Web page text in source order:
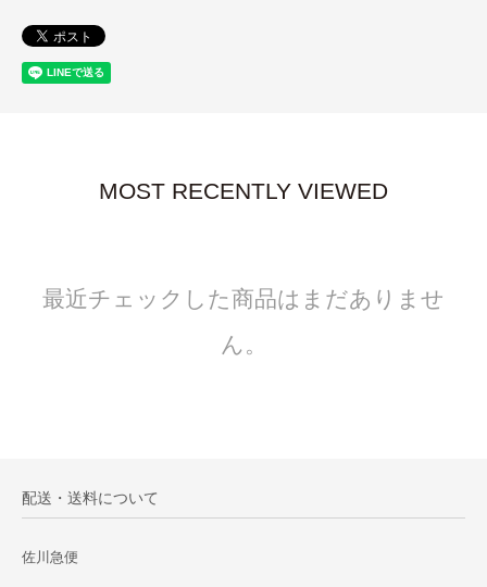
MOST RECENTLY VIEWED
最近チェックした商品はまだありませ
ん。
配送・送料について
佐川急便